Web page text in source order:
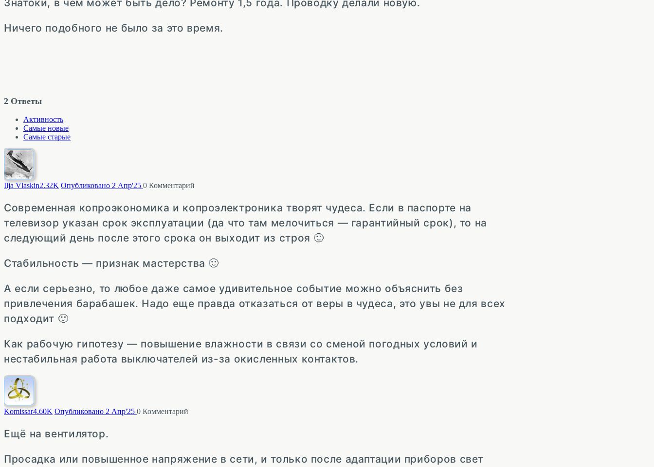
Знатоки, в чем может быть дело? Ремонту 1,5 года. Проводку делали новую.
Ничего подобного не было за это время.
2 Ответы
Активность
Самые новые
Самые старые
Ilja Vlaskin2.32K Опубликовано 2 Апр'25 0 Комментарий
Современная копроэкономика и копроэлектроника творят чудеса. Если в паспорте на
телевизор указан срок эксплуатации (да что там мелочиться — гарантийный срок), то на
следующий день после этого срока он выходит из строя 🙂
Стабильность — признак мастерства 🙂
А если серьезно, то любое даже самое удивительное событие можно объяснить без
привлечения барабашек. Надо еще правда отказаться от веры в чудеса, это увы не для всех
подходит 🙂
Как рабочую гипотезу — повышение влажности в связи со сменой погодных условий и
нестабильная работа выключателей из-за окисленных контактов.
Komissar4.60K Опубликовано 2 Апр'25 0 Комментарий
Ещё на вентилятор.
Просадка или повышенное напряжение в сети, и только после адаптации приборов свет